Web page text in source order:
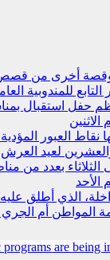
وقصة أخرى من
التابع للمندوبية
حفل استقبال
نقاط العبور
والعشرين لعيد
بعدد من
الأحد
الذي أطلق
المواطن أم الجري
are being